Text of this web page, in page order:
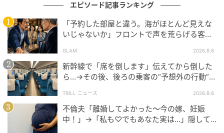
後の静けさの中に漂い続ける。
※GLAMが独自に実施したアンケートで集めた、50
代・男性読者様の体験談をもとに記事化しています
※本コンテンツ内の画像は、生成AIを利用して作成し
ています。
元記事で読む
次の記事
エピソード記事ランキング
「予約した部屋と違う。海がほとんど見えな
いじゃないか」フロントで声を荒らげる客。
GLAM 2026.8.6
新幹線で「席を倒します」伝えてから倒した
ら…→その後、後ろの乗客の“予想外の行動”に
TRILL ニュース 2026.8.6
不倫夫「離婚してよかった〜今の嫁、妊娠
中！」→「私も♡でもあなた実は…」隠して